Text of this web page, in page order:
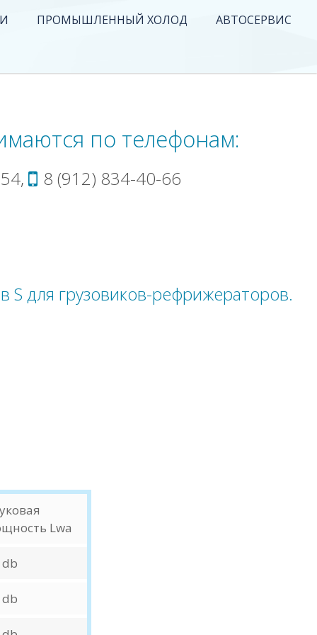
ПРОМЫШЛЕННЫЙ ХОЛОД АВТОСЕРВИС
по телефонам:
8 (912) 834-40-66
S для грузовиков-рефрижераторов.
Lwa